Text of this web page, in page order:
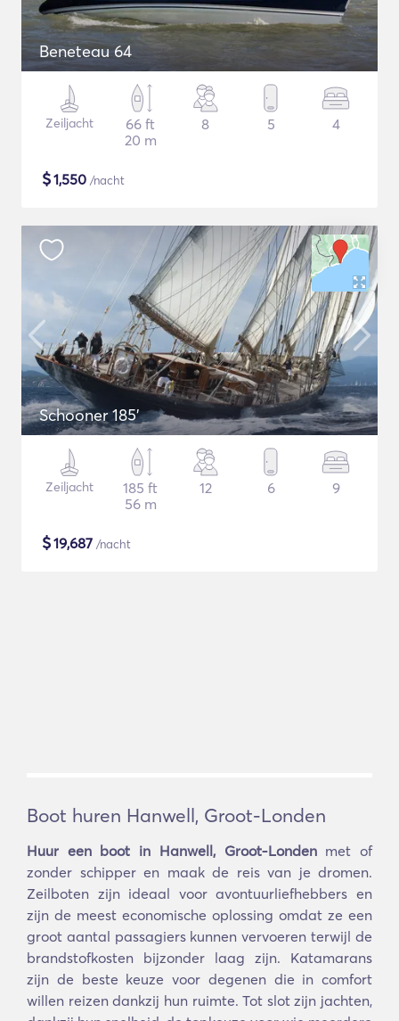
Beneteau 64
Zeiljacht
66 ft
20 m
8 5 4
$1,550 /nacht
Schooner 185'
Zeiljacht
185 ft
56 m
12 6 9
$19,687 /nacht
Boot huren Hanwell, Groot-Londen
Huur een boot in Hanwell, Groot-Londenmet of
zonder schipper en maak de reis van je dromen.
Zeilboten zijn ideaal voor avontuurliefhebbers en
zijn de meest economische oplossing omdat ze een
groot aantal passagiers kunnen vervoeren terwijl de
brandstofkosten bijzonder laag zijn. Katamarans
zijn de beste keuze voor degenen die in comfort
willen reizen dankzij hun ruimte. Tot slot zijn jachten,